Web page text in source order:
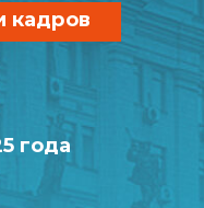
центр.
13